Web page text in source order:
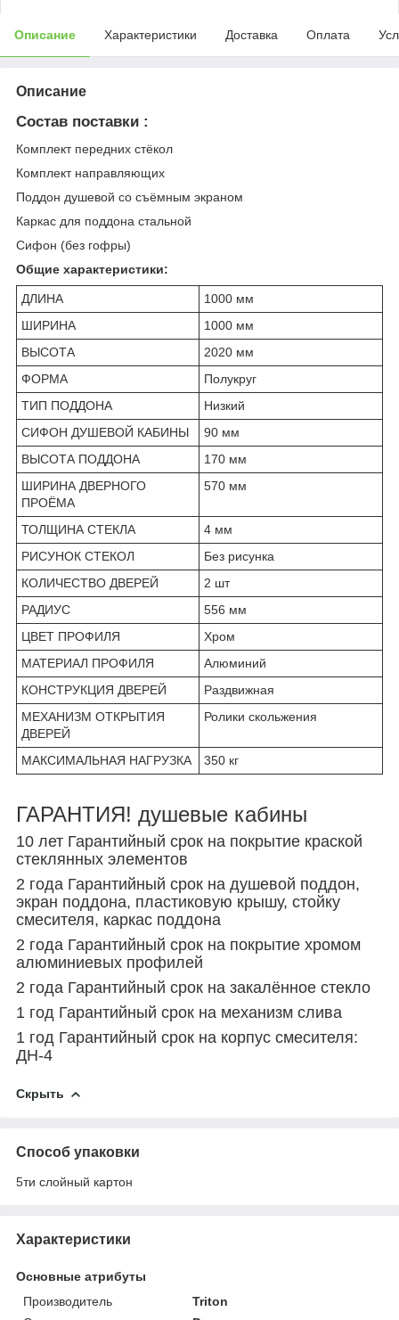
Описание Характеристики Доставка Оплата
Описание
Состав поставки :
Комплект передних стёкол
Комплект направляющих
Поддон душевой со съёмным экраном
Каркас для поддона стальной
Сифон (без гофры)
Общие характеристики:
ДЛИНА
1000 мм
ШИРИНА
1000 мм
ВЫСОТА
2020 мм
ФОРМА
Полукруг
ТИП ПОДДОНА
Низкий
СИФОН ДУШЕВОЙ КАБИНЫ
90 мм
ВЫСОТА ПОДДОНА
170 мм
ШИРИНА ДВЕРНОГО
ПРОЁМА
570 мм
ТОЛЩИНА СТЕКЛА
4 мм
РИСУНОК СТЕКОЛ
Без рисунка
КОЛИЧЕСТВО ДВЕРЕЙ
2 шт
РАДИУС
556 мм
ЦВЕТ ПРОФИЛЯ
Хром
МАТЕРИАЛ ПРОФИЛЯ
Алюминий
КОНСТРУКЦИЯ ДВЕРЕЙ
Раздвижная
МЕХАНИЗМ ОТКРЫТИЯ
ДВЕРЕЙ
Ролики скольжения
МАКСИМАЛЬНАЯ НАГРУЗКА 350 кг
ГАРАНТИЯ! душевые кабины
10 лет Гарантийный срок на покрытие краской
стеклянных элементов
2 года Гарантийный срок на душевой поддон,
экран поддона, пластиковую крышу, стойку
смесителя, каркас поддона
2 года Гарантийный срок на покрытие хромом
алюминиевых профилей
2 года Гарантийный срок на закалённое стекло
1 год Гарантийный срок на механизм слива
1 год Гарантийный срок на корпус смесителя:
ДН-4
Скрыть
Способ упаковки
5ти слойный картон
Характеристики
Основные атрибуты
Производитель
Triton